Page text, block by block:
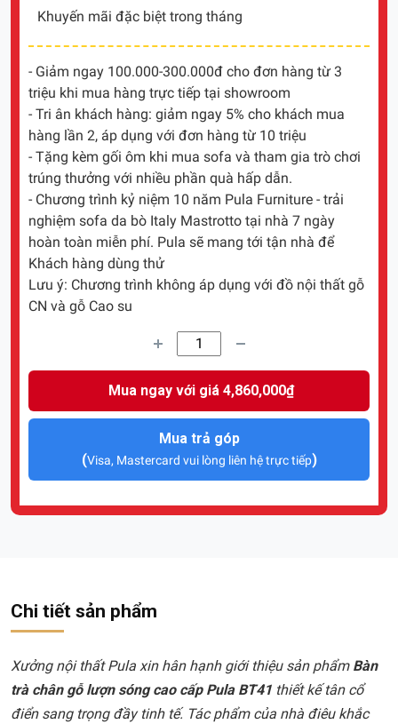
Khuyến mãi đặc biệt trong tháng
- Giảm ngay 100.000-300.000đ cho đơn hàng từ 3
triệu khi mua hàng trực tiếp tại showroom
- Tri ân khách hàng: giảm ngay 5% cho khách mua
hàng lần 2, áp dụng với đơn hàng từ 10 triệu
- Tặng kèm gối ôm khi mua sofa và tham gia trò chơi
trúng thưởng với nhiều phần quà hấp dẫn.
- Chương trình kỷ niệm 10 năm Pula Furniture - trải
nghiệm sofa da bò Italy Mastrotto tại nhà 7 ngày
hoàn toàn miễn phí. Pula sẽ mang tới tận nhà để
Khách hàng dùng thử
Lưu ý: Chương trình không áp dụng với đồ nội thất gỗ
CN và gỗ Cao su
Mua ngay với giá 4,860,000₫
Mua trả góp
(Visa, Mastercard vui lòng liên hệ trực tiếp)
Chi tiết sản phẩm
Xưởng nội thất Pula xin hân hạnh giới thiệu sản phẩm Bàn
trà chân gỗ lượn sóng cao cấp Pula BT41 thiết kế tân cổ
điển sang trọng đầy tinh tế. Tác phẩm của nhà điêu khắc